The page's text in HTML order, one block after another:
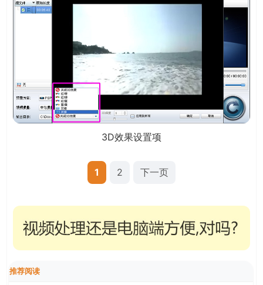
3D效果设置项
1 2 下一页
推荐阅读